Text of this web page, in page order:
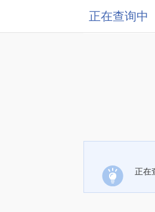
正在查询中
正在